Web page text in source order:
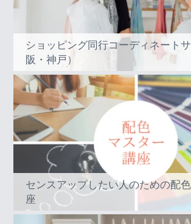
ショッピング同行コーディネート
阪・神戸）
センスアップしたい人のための配
座